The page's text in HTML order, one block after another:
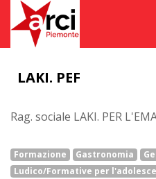
LAKI. PEF
Rag. sociale LAKI. PER
Formazione Gastronomia
Ludico/Formative per